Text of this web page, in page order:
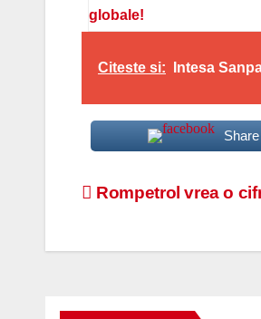
globale!
Citeste si: Intesa
Navigare
Rompetrol vrea o